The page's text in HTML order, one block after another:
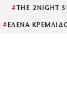
# THE 2NIGHT
# ΕΛΕΝΑ